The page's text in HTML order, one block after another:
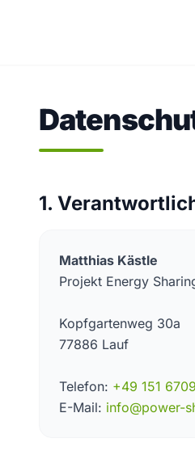
1.
Matthias Kästle
Projekt Energy
Kopfgartenweg 30a
77886 Lauf
Telefon: +49 151
E-Mail: info@power-